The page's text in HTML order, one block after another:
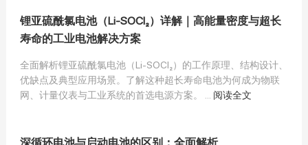
锂亚硫酰氯电池（Li-SOCl₂）详解｜高能量密度与超长
寿命的工业电池解决方案
全面解析锂亚硫酰氯电池（Li-SOCl₂）的工作原理、结构设计、
优缺点及典型应用场景。了解这种超长寿命电池为何成为物联
网、计量仪表与工业系统的首选电源方案。 ... 阅读全文